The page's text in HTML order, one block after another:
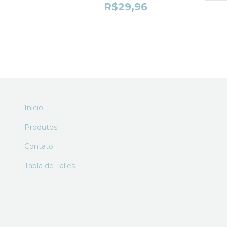
R$29,96
Início
Produtos
Contato
Tabla de Talles